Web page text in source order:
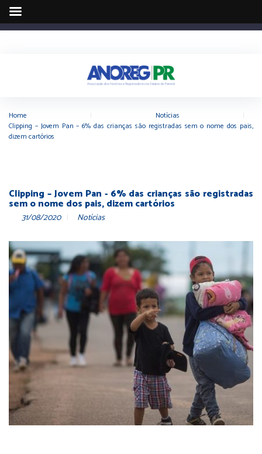
Home Notícias
Clipping – Jovem Pan – 6% das crianças são registradas sem o nome dos pais,
dizem cartórios
Clipping – Jovem Pan - 6% das crianças são registradas
sem o nome dos pais, dizem cartórios
31/08/2020 Notícias